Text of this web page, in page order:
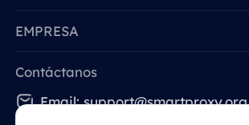
EMPRESA
Contáctanos
Email: support@smartproxy.org